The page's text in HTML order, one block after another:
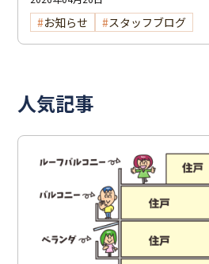
お知らせ スタッフブログ
人気記事